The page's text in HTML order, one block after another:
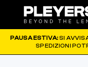
PAUSA ESTIVA:SI
SPEDIZIONI